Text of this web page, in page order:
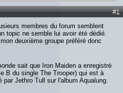
#1
membres du forum semblent
topic ne semble lui avoir été dédié.
deuxième groupe préféré donc
sait que Iron Maiden a enregistré
B du single The Trooper) qui est à
par Jethro Tull sur l'album Aqualung.